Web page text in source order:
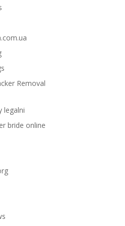
Removal
legalni
bride online